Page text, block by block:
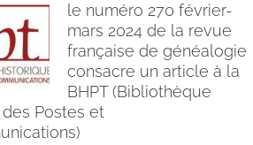
le numéro 270 février-
mars 2024 de la revue
française de généalogie
consacre un article à la
BHPT (Bibliothèque
Postes et